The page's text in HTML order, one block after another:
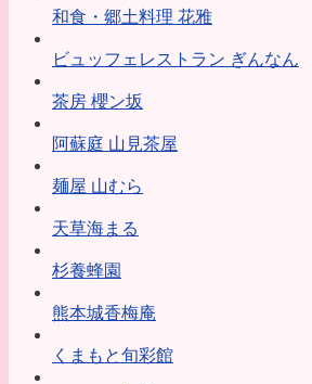
和食・郷土料理 花雅
ビュッフェレストラン ぎんなん
茶房 櫻ン坂
阿蘇庭 山見茶屋
麺屋 山むら
天草海まる
杉養蜂園
熊本城香梅庵
くまもと旬彩館